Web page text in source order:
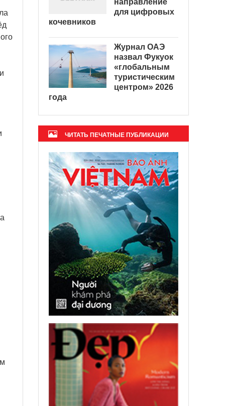
направление
для цифровых
кочевников
Журнал ОАЭ
назвал Фукуок
«глобальным
туристическим
центром» 2026
года
ЧИТАТЬ ПЕЧАТНЫЕ ПУБЛИКАЦИИ